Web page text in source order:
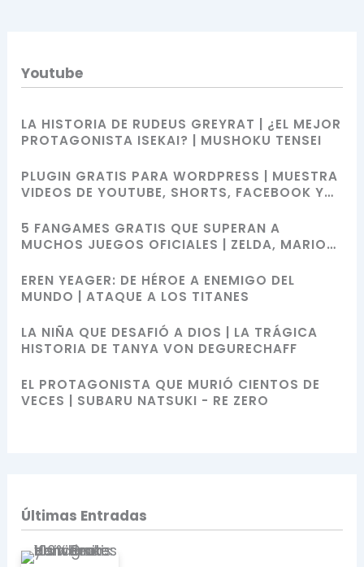
Youtube
LA HISTORIA DE RUDEUS GREYRAT | ¿EL MEJOR
PROTAGONISTA ISEKAI? | MUSHOKU TENSEI
PLUGIN GRATIS PARA WORDPRESS | MUESTRA
VIDEOS DE YOUTUBE, SHORTS, FACEBOOK Y
5 FANGAMES GRATIS QUE SUPERAN A
MUCHOS JUEGOS OFICIALES | ZELDA, MARIO
EREN YEAGER: DE HÉROE A ENEMIGO DEL
MUNDO | ATAQUE A LOS TITANES
LA NIÑA QUE DESAFIÓ A DIOS | LA TRÁGICA
HISTORIA DE TANYA VON DEGURECHAFF
EL PROTAGONISTA QUE MURIÓ CIENTOS DE
VECES | SUBARU NATSUKI - RE ZERO
Últimas Entradas